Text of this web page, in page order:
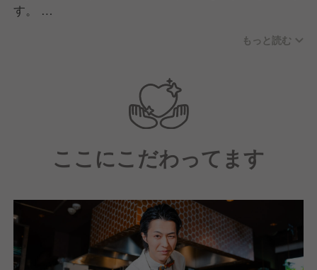
す。
人として、思考や行動を共に高めていける環境があり
もっと読む
ここにこだわってます